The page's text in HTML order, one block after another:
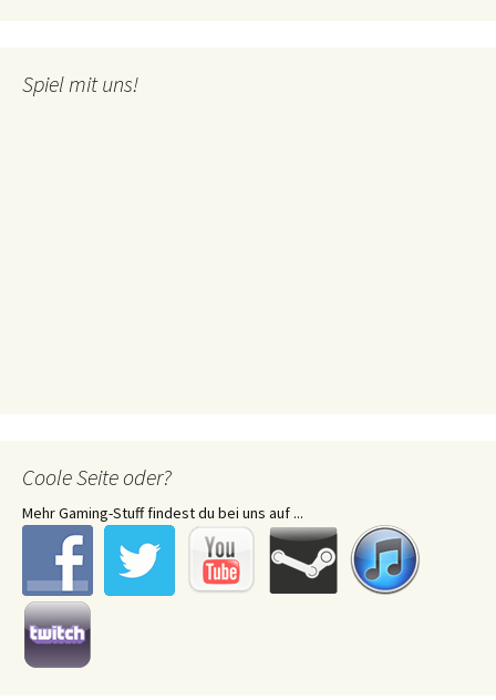
Spiel mit uns!
Coole Seite oder?
Mehr Gaming-Stuff findest du bei uns auf ...